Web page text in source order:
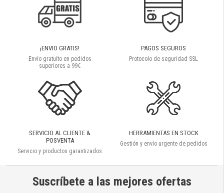
¡ENVIO GRATIS!
Envío gratuíto en pedidos
superiores a 99€
PAGOS SEGUROS
Protocolo de seguridad SSL
SERVICIO AL CLIENTE &
POSVENTA
Servicio y productos garantizados
HERRAMIENTAS EN STOCK
Gestión y envío urgente de pedidos
Suscríbete a las mejores ofertas